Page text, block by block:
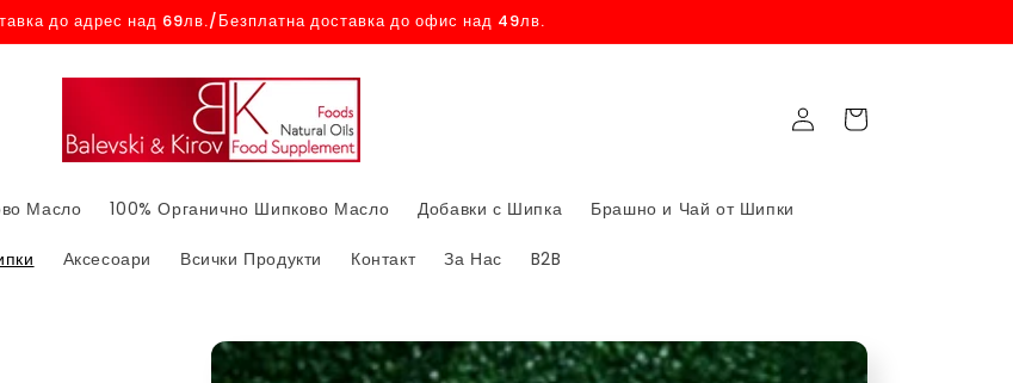
до адрес над 69лв./Безплатна доставка до офис над 49лв.
Масло 100% Органично Шипково Масло Добавки с Шипка Брашно и Чай от Шипки
Аксесоари Всички Продукти Контакт За Нас B2B
Влизам
карта за
пазаруване